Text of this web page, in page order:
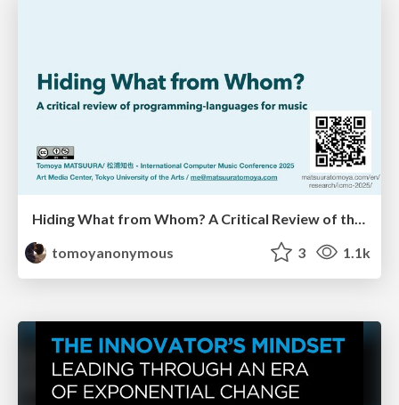
tomoyanonymous
3 1.1k